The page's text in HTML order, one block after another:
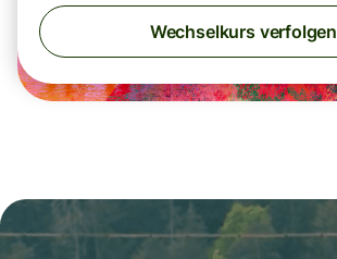
Wechselkurs verfolgen